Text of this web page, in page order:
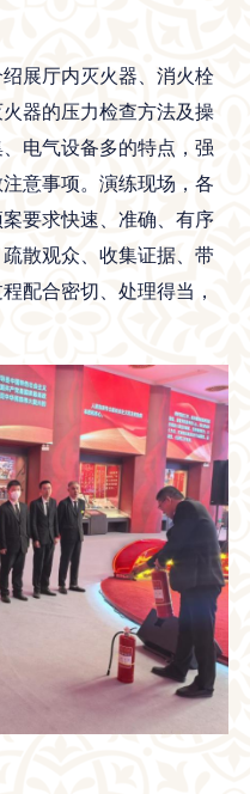
绍展厅内灭火器、消火栓
火器的压力检查方法及操
电气设备多的特点，强
意事项。演练现场，各
要求快速、准确、有序
散观众、收集证据、带
配合密切、处理得当，